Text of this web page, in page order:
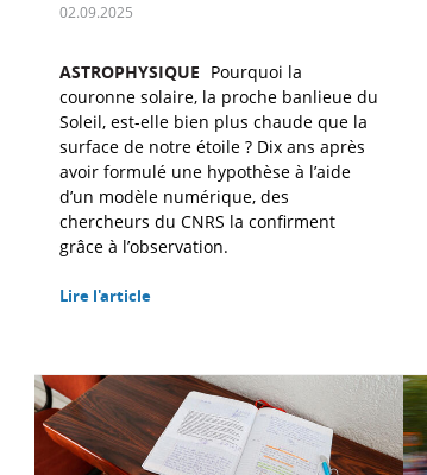
02.09.2025
ASTROPHYSIQUE Pourquoi la
couronne solaire, la proche banlieue du
Soleil, est-elle bien plus chaude que la
surface de notre étoile ? Dix ans après
avoir formulé une hypothèse à l’aide
d’un modèle numérique, des
chercheurs du CNRS la confirment
grâce à l’observation.
Lire l'article